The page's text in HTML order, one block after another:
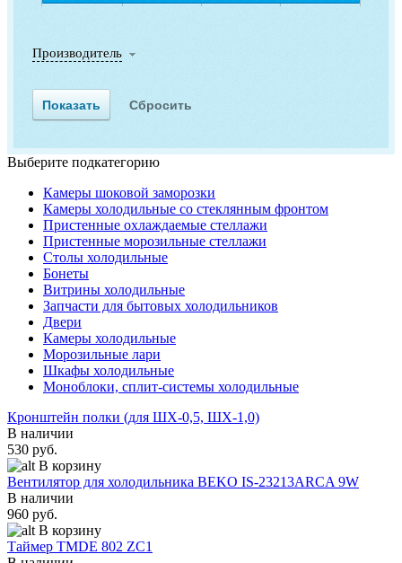
Производитель
Выберите подкатегорию
Камеры шоковой заморозки
Камеры холодильные со стеклянным фронтом
Пристенные охлаждаемые стеллажи
Пристенные морозильные стеллажи
Столы холодильные
Бонеты
Витрины холодильные
Запчасти для бытовых холодильников
Двери
Камеры холодильные
Морозильные лари
Шкафы холодильные
Моноблоки, сплит-системы холодильные
Кронштейн полки (для ШХ-0,5, ШХ-1,0)
В наличии
530 руб.
В корзину
Вентилятор для холодильника BEKO IS-23213ARCA 9W
В наличии
960 руб.
В корзину
Таймер TMDE 802 ZC1